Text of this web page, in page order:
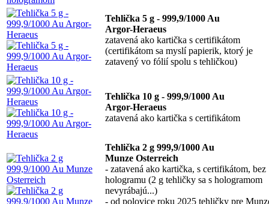
Tehlička 5 g - 999,9/1000 Au
Argor-Heraeus
zatavená ako kartička s certifikátom
(certifikátom sa myslí papierik, ktorý je
zatavený vo fólií spolu s tehličkou)
Tehlička 10 g - 999,9/1000 Au
Argor-Heraeus
zatavená ako kartička s certifikátom
Tehlička 2 g 999,9/1000 Au
Munze Osterreich
- zatavená ako kartička, s certifikátom, bez
hologramu (2 g tehličky sa s hologramom
nevyrábajú...)
- od polovice roku 2025 tehličky pre